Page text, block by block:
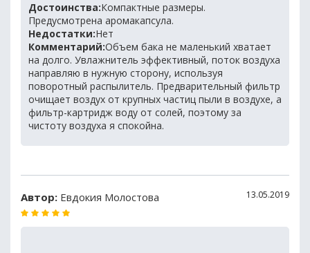
Достоинства:Компактные размеры.
Предусмотрена аромакапсула.
Недостатки:Нет
Комментарий:Объем бака не маленький хватает
на долго. Увлажнитель эффективный, поток воздуха
направляю в нужную сторону, используя
поворотный распылитель. Предварительный фильтр
очищает воздух от крупных частиц пыли в воздухе, а
фильтр-картридж воду от солей, поэтому за
чистоту воздуха я спокойна.
Автор: Евдокия Молостова 13.05.2019